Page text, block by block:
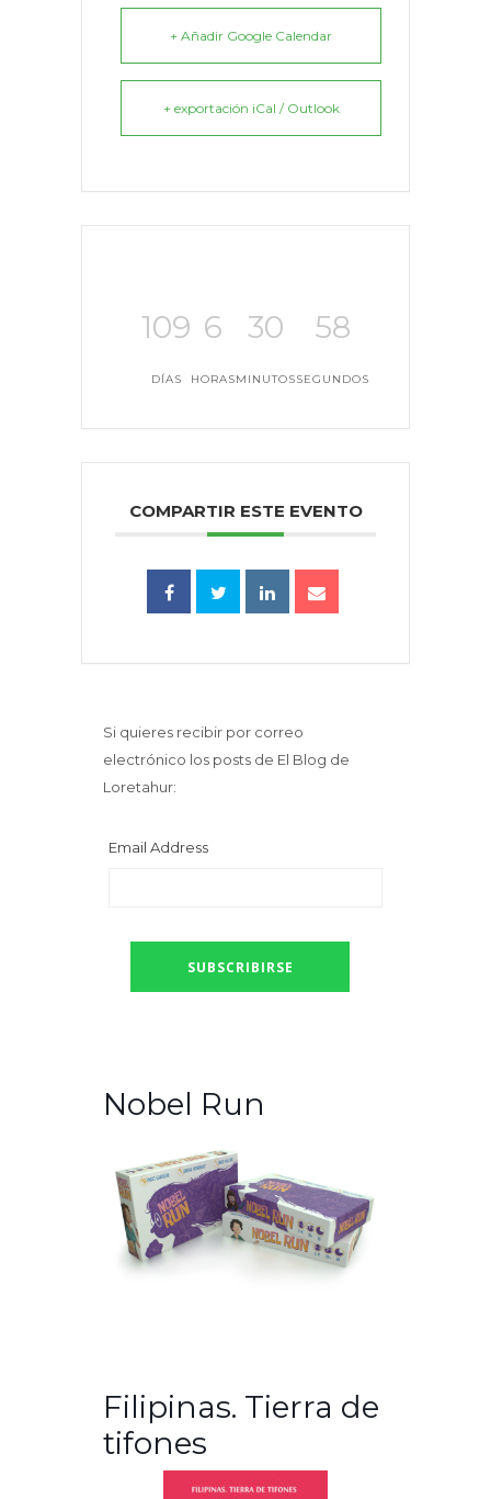
+ Añadir Google Calendar
+ exportación iCal / Outlook
109
DÍAS
6
HORAS
30
MINUTOS
57
SEGUNDOS
COMPARTIR ESTE EVENTO
Si quieres recibir por correo
electrónico los posts de El Blog de
Loretahur:
Email Address
Nobel Run
Filipinas. Tierra de
tifones